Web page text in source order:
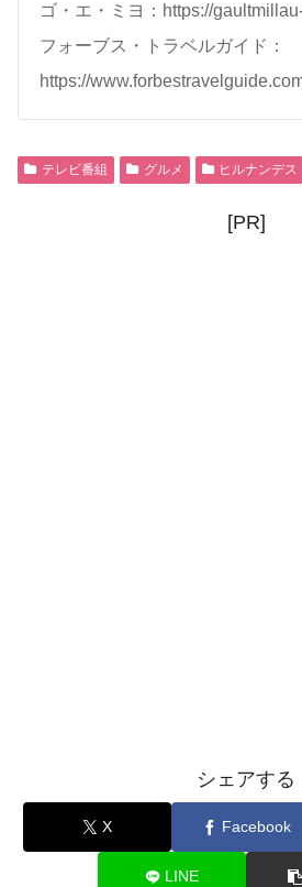
ゴ・エ・ミヨ：https://
フォーブス・トラベルガイド：
https://
テレビ番組 グルメ ヒルナンデス
[PR]
シェアする
X Facebook
LINE